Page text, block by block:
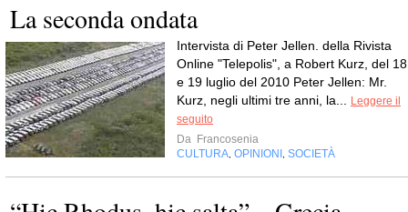
La seconda ondata
Intervista di Peter Jellen. della Rivista
Online "Telepolis", a Robert Kurz, del 18
e 19 luglio del 2010 Peter Jellen: Mr.
Kurz, negli ultimi tre anni, la...
Leggere il
seguito
Da Francosenia
CULTURA OPINIONI SOCIETÀ